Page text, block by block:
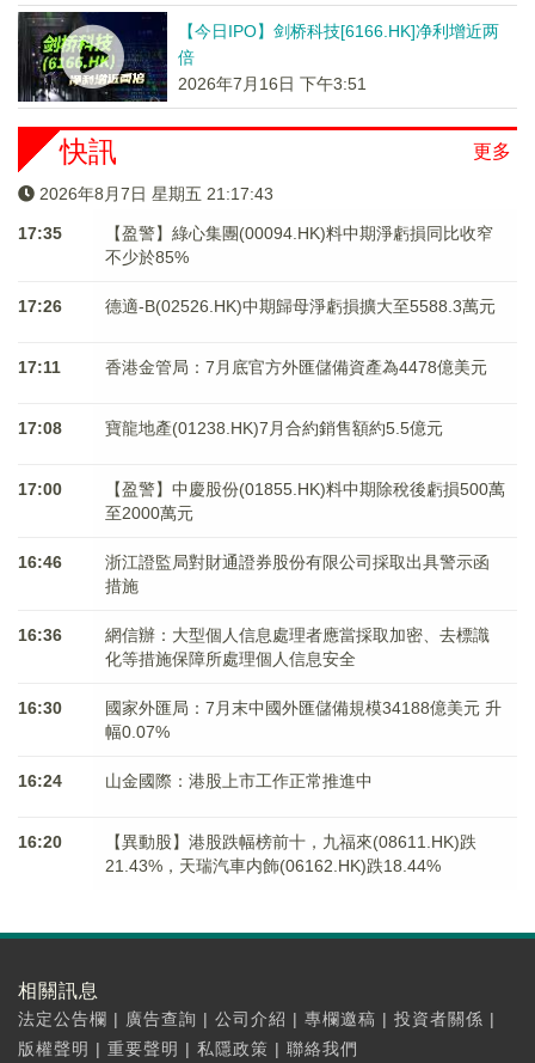
【今日IPO】剑桥科技[6166.HK]净利增近两
倍
2026年7月16日 下午3:51
更多
快訊
2026年8月7日 星期五 21:17:44
17:35
【盈警】綠心集團(00094.HK)料中期淨虧損同比收窄
不少於85%
17:26 德適-B(02526.HK)中期歸母淨虧損擴大至5588.3萬元
17:11 香港金管局：7月底官方外匯儲備資產為4478億美元
17:08 寶龍地產(01238.HK)7月合約銷售額約5.5億元
17:00
【盈警】中慶股份(01855.HK)料中期除稅後虧損500萬
至2000萬元
16:46
浙江證監局對財通證券股份有限公司採取出具警示函
措施
16:36
網信辦：大型個人信息處理者應當採取加密、去標識
化等措施保障所處理個人信息安全
16:30
國家外匯局：7月末中國外匯儲備規模34188億美元 升
幅0.07%
16:24 山金國際：港股上市工作正常推進中
16:20
【異動股】港股跌幅榜前十，九福來(08611.HK)跌
21.43%，天瑞汽車内飾(06162.HK)跌18.44%
相關訊息
法定公告欄 | 廣告查詢 | 公司介紹 | 專欄邀稿 | 投資者關係 |
版權聲明 | 重要聲明 | 私隱政策 | 聯絡我們